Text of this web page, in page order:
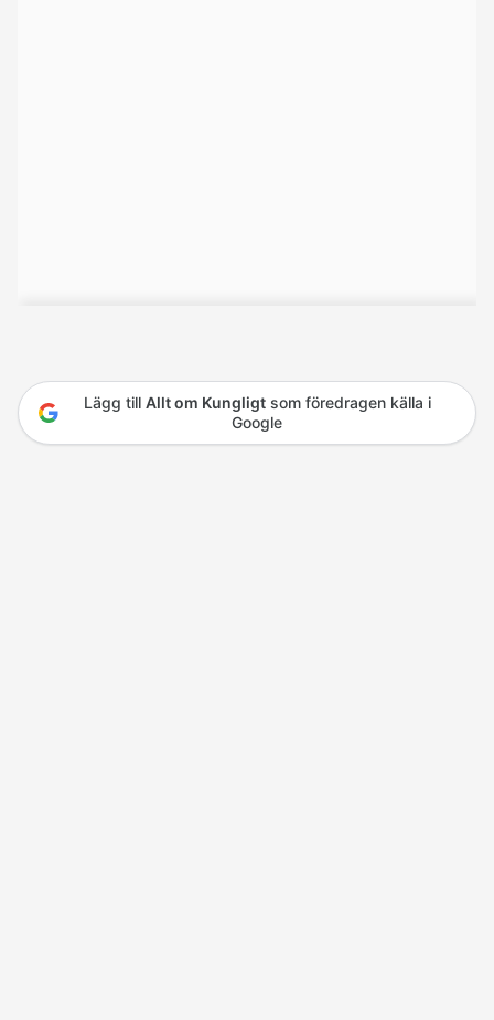
Lägg till Allt om Kungligtsom föredragen källa i
Google